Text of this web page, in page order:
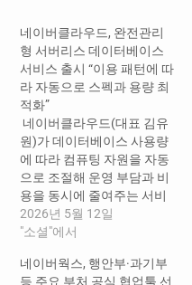
네이버클라우드, 완전관리
형 서버리스 데이터베이스
서비스 출시 “이용 패턴에 따
라 자동으로 스펙과 용량 최
적화”
​ 네이버클라우드(대표 김유
원)가 데이터베이스 사용량
에 따라 컴퓨팅 자원을 자동
으로 조절해 운영 부담과 비
용을 동시에 줄여주는 서비
스 ‘Cloud DB Serverless’를
출시했다. 'Cloud DB
드가 국내 기업 최초로 선보
2026년 5월 12일
"소셜"에서
네이버웍스, 행안부·과기부
등 주요 부처 공식 협업툴 선